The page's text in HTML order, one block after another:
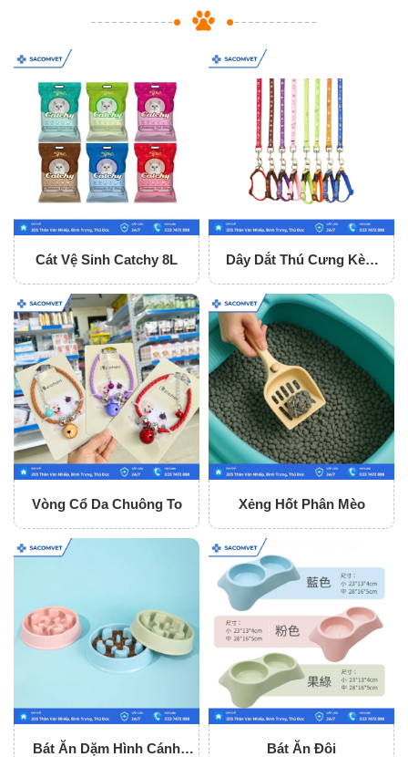
Cát Vệ Sinh Catchy 8L
Dây Dắt Thú Cưng Kèm
Vòng Cổ Da Chuông To Xẻng Hốt Phân Mèo
Bát Ăn Dặm Hình Cánh
Bát Ăn Đôi